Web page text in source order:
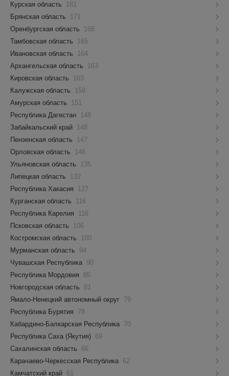
Курская область
181
Брянская область
171
Оренбургская область
168
Тамбовская область
165
Ивановская область
164
Архангельская область
163
Кировская область
163
Калужская область
159
Амурская область
151
Республика Дагестан 148
Забайкальский край 148
Пензенская область
147
Орловская область
146
Ульяновская область
135
Липецкая область
132
Республика Хакасия
127
Курганская область
116
Республика Карелия
116
Псковская область
106
Костромская область
100
Мурманская область
94
Чувашская Республика 90
Республика Мордовия
85
Новгородская область
81
Ямало-Ненецкий автономный округ 79
Республика Бурятия
78
Кабардино-Балкарская Республика 70
Республика Саха (Якутия) 69
Сахалинская область
66
Карачаево-Черкесская Республика 62
Камчатский край 61